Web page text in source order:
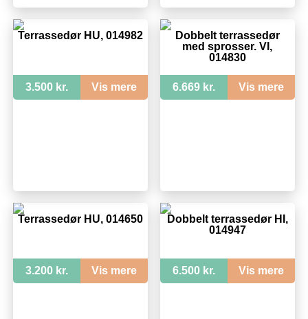
Terrassedør HU, 014982
3.500 kr. Vis mere
Dobbelt terrassedør
med sprosser. VI,
014830
6.669 kr. Vis mere
Terrassedør HU, 014650
3.200 kr. Vis mere
Dobbelt terrassedør HI,
014947
6.500 kr. Vis mere